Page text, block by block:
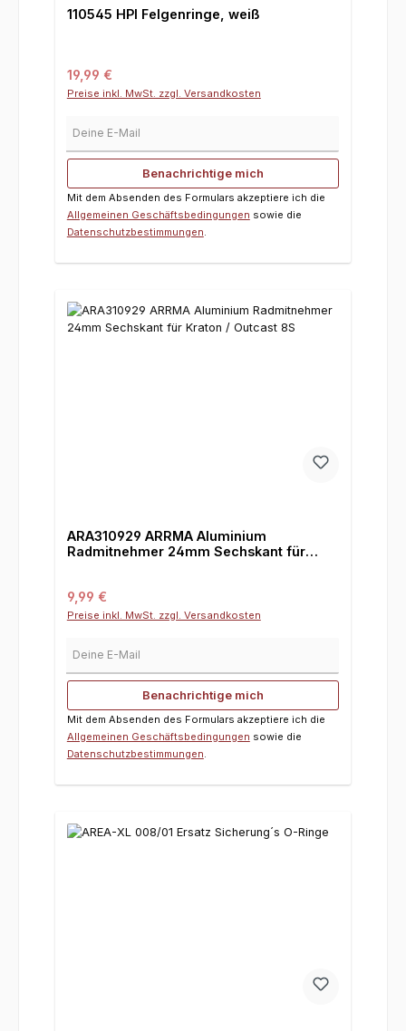
110545 HPI Felgenringe, weiß
Regulärer Preis:
19,99 €
Preise inkl. MwSt. zzgl. Versandkosten
Benachrichtige mich
Mit dem Absenden des Formulars akzeptiere ich die
Allgemeinen Geschäftsbedingungen sowie die
Datenschutzbestimmungen.
ARA310929 ARRMA Aluminium
Radmitnehmer 24mm Sechskant für
Regulärer Preis:
9,99 €
Preise inkl. MwSt. zzgl. Versandkosten
Benachrichtige mich
Mit dem Absenden des Formulars akzeptiere ich die
Allgemeinen Geschäftsbedingungen sowie die
Datenschutzbestimmungen